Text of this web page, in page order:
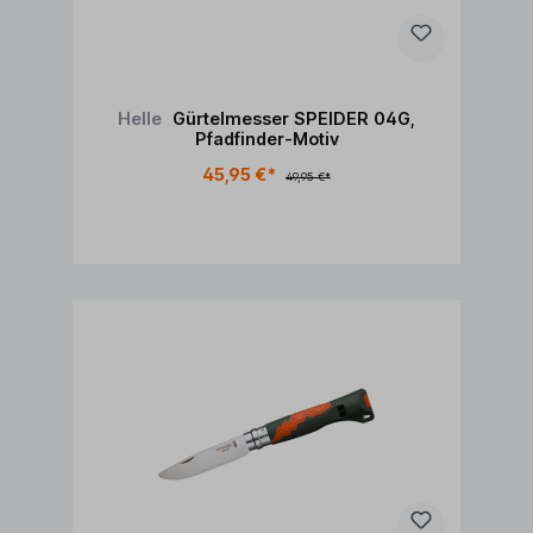
Helle Gürtelmesser SPEIDER 04G,
Pfadfinder-Motiv
45,95 €*
49,95 €*